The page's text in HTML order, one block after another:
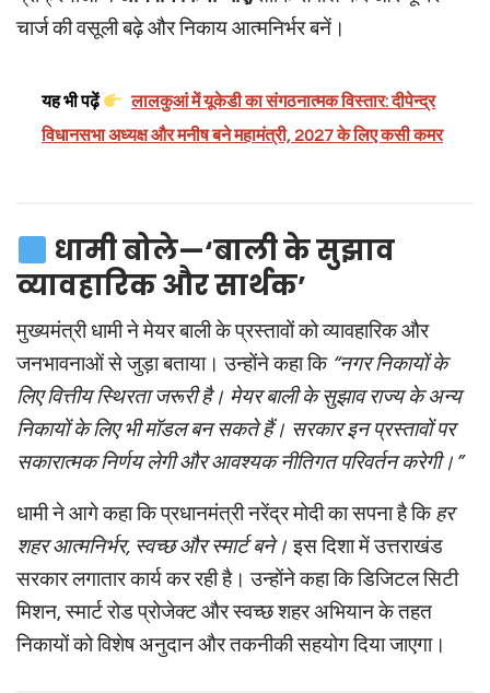
चार्ज की वसूली बढ़े और निकाय आत्मनिर्भर बनें।
यह भी पढ़ें
लालकुआं में यूकेडी का संगठनात्मक विस्तार: दीपेन्द्र
विधानसभा अध्यक्ष और मनीष बने महामंत्री, 2027 के लिए कसी कमर
धामी बोले—‘बाली के सुझाव
व्यावहारिक और सार्थक’
मुख्यमंत्री धामी ने मेयर बाली के प्रस्तावों को व्यावहारिक और
जनभावनाओं से जुड़ा बताया। उन्होंने कहा कि “नगर निकायों के
लिए वित्तीय स्थिरता जरूरी है। मेयर बाली के सुझाव राज्य के अन्य
निकायों के लिए भी मॉडल बन सकते हैं। सरकार इन प्रस्तावों पर
सकारात्मक निर्णय लेगी और आवश्यक नीतिगत परिवर्तन करेगी।”
धामी ने आगे कहा कि प्रधानमंत्री नरेंद्र मोदी का सपना है कि हर
शहर आत्मनिर्भर, स्वच्छ और स्मार्ट बने। इस दिशा में उत्तराखंड
सरकार लगातार कार्य कर रही है। उन्होंने कहा कि डिजिटल सिटी
मिशन, स्मार्ट रोड प्रोजेक्ट और स्वच्छ शहर अभियान के तहत
निकायों को विशेष अनुदान और तकनीकी सहयोग दिया जाएगा।